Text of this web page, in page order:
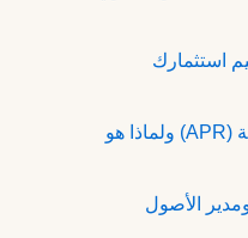
استثمارك
ما هو معدل النسبة السنوية (APR) ولماذا هو
الأصول